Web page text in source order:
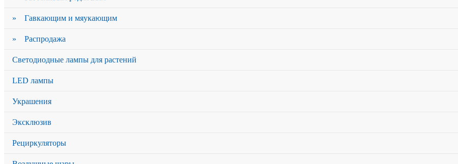
» Гавкающим и мяукающим
» Распродажа
Светодиодные лампы для растений
LED лампы
Украшения
Эксклюзив
Рециркуляторы